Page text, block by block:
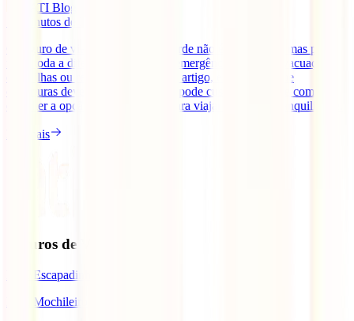
IATI Blog
minutos de leitura
O seguro de viagem para Cabo Verde não é obrigatório, mas pode
fazer toda a diferença em caso de emergência médica, evacuação
entre ilhas ou repatriamento. Neste artigo, explicamos que
coberturas deves valorizar, quanto pode custar o seguro e como
escolher a opção mais adequada para viajar com mais tranquilidade.
Ler mais
Seguros de Viagem
IATI Escapadinhas
IATI Mochileiro